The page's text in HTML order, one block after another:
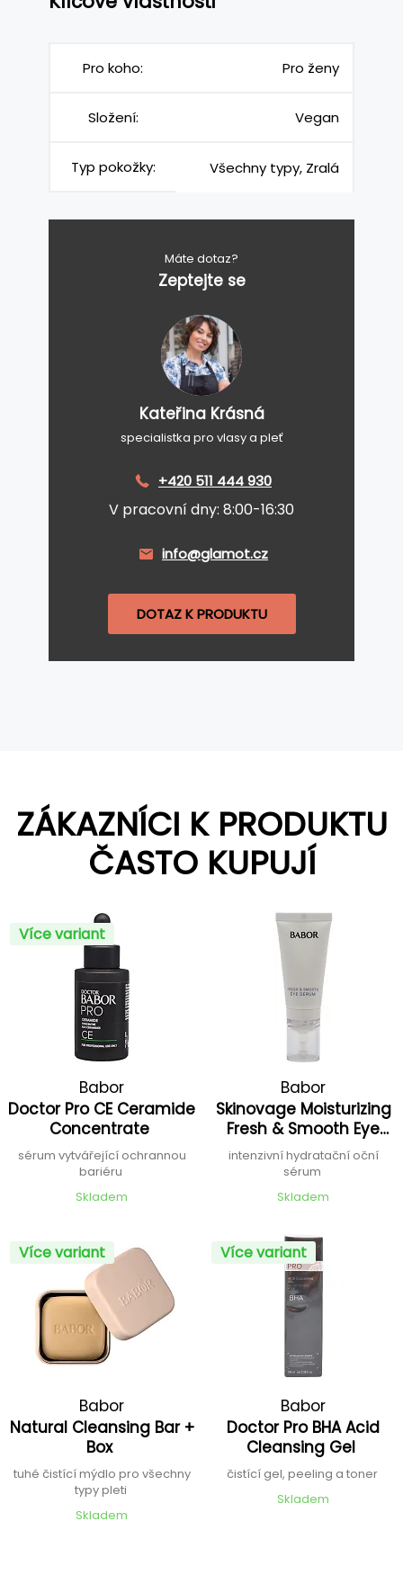
Pro koho: Pro ženy
Složení: Vegan
Typ pokožky: Všechny typy, Zralá
Máte dotaz?
Zeptejte se
Kateřina Krásná
specialistka pro vlasy a pleť
+420 511 444 930
V pracovní dny: 8:00-16:30
info@glamot.cz
DOTAZ K PRODUKTU
ZÁKAZNÍCI K PRODUKTU
ČASTO KUPUJÍ
Více variant
Babor
Doctor Pro CE Ceramide
Concentrate
sérum vytvářející ochrannou
bariéru
Skladem
Babor
Skinovage Moisturizing
Fresh & Smooth Eye
Serum
intenzivní hydratační oční
sérum
Skladem
Více variant
Babor
Natural Cleansing Bar +
Box
tuhé čistící mýdlo pro všechny
typy pleti
Skladem
Více variant
Babor
Doctor Pro BHA Acid
Cleansing Gel
čistící gel, peeling a toner
Skladem